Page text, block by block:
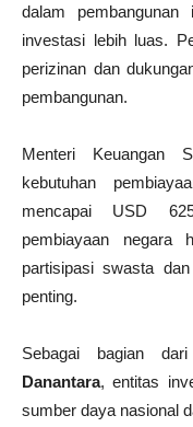
dalam
investasi lebih luas.
perizinan dan
pembangunan.
Menteri Keuangan
kebutuhan
mencapai USD
pembiayaan
partisipasi swasta
penting.
Sebagai bagian
Danantara, entitas
sumber daya nasional